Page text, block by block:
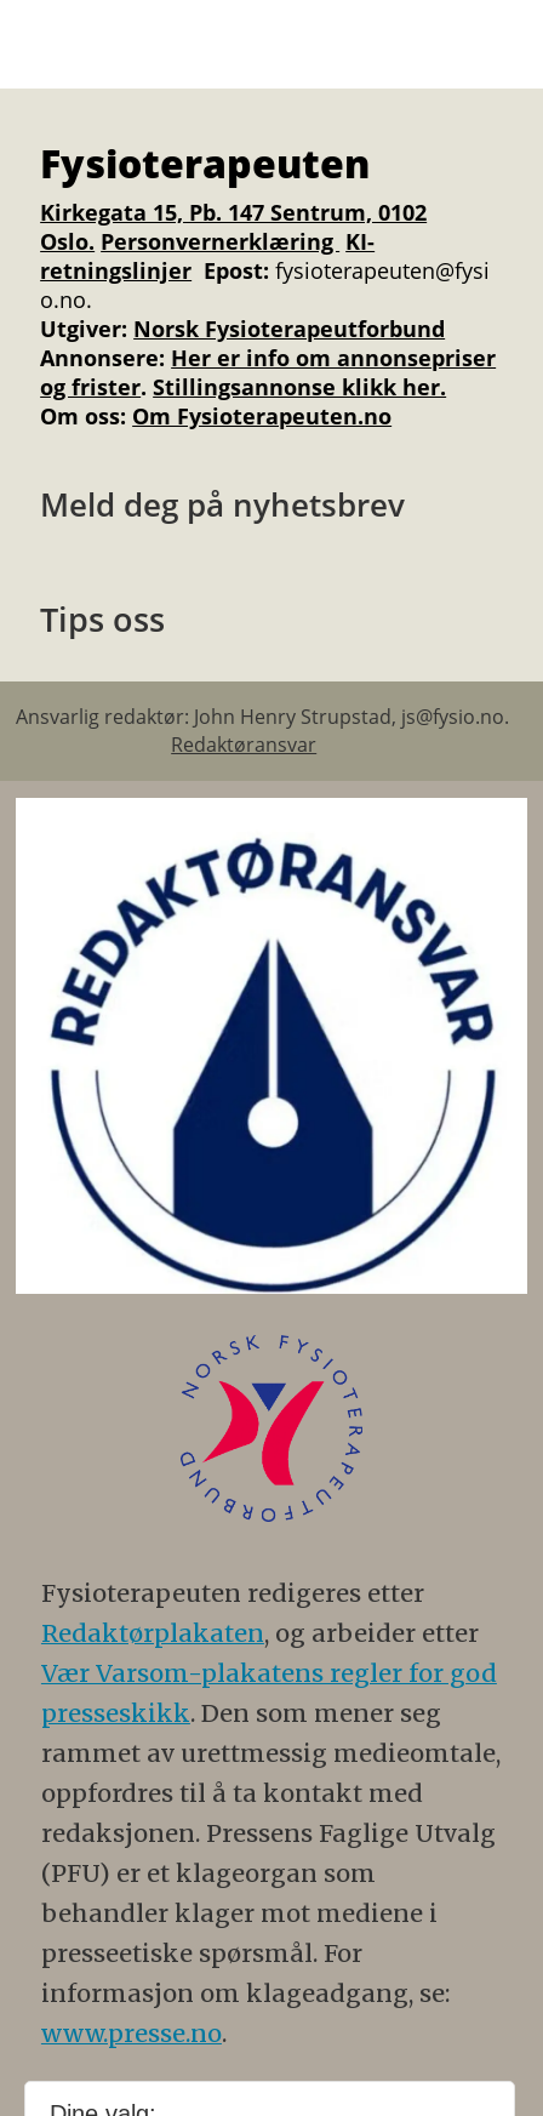
Fysioterapeuten
Kirkegata 15, Pb. 147 Sentrum, 0102
Oslo. Personvernerklæring KI-
retningslinjer Epost: fysioterapeuten@fysi
o.no.
Utgiver: Norsk Fysioterapeutforbund
Annonsere: Her er info om annonsepriser
og frister.Stillingsannonse klikk her.
Om oss: Om Fysioterapeuten.no
Meld deg på nyhetsbrev
Tips oss
Ansvarlig redaktør: John Henry Strupstad, js@fysio.no.
Redaktøransvar
Fysioterapeuten redigeres etter
Redaktørplakaten, og arbeider etter
Vær Varsom-plakatens regler for god
presseskikk. Den som mener seg
rammet av urettmessig medieomtale,
oppfordres til å ta kontakt med
redaksjonen. Pressens Faglige Utvalg
(PFU) er et klageorgan som
behandler klager mot mediene i
presseetiske spørsmål. For
informasjon om klageadgang, se:
www.presse.no.
Formålsparagraf: